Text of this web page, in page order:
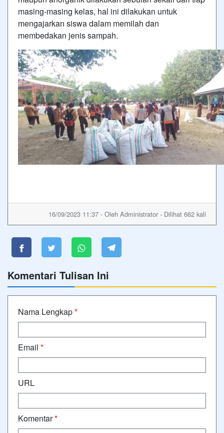
masing-masing kelas, hal ini dilakukan untuk
mengajarkan siswa dalam memilah dan
membedakan jenis sampah.
16/09/2023 11:37 - Oleh Administrator - Dilihat 662 kali
Komentari Tulisan Ini
Nama Lengkap*
Email *
URL
Komentar*